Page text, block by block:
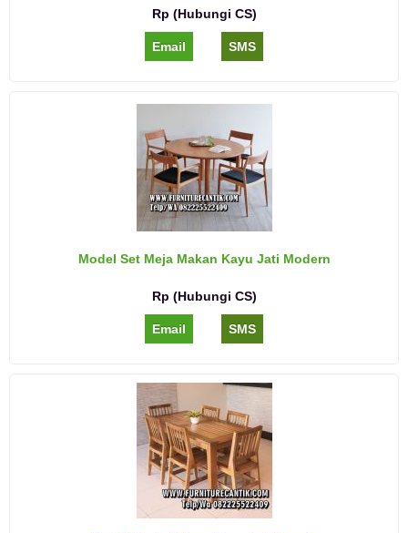
Rp (Hubungi CS)
Email SMS
Model Set Meja Makan Kayu Jati Modern
Rp (Hubungi CS)
Email SMS